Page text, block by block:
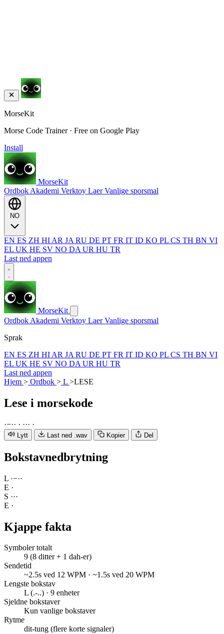
MorseKit
Morse Code Trainer · Free on Google Play
Install
MorseKit
Ordbok Akademi Verktoy LaerVanlige sporsmal
EN ES ZH HI AR JA RU DE PT FR IT ID KO PL CS TH BN VI
EL UK HE SV NO DA UR HU TR
Last ned appen
MorseKit
Ordbok Akademi Verktoy LaerVanlige sporsmal
Sprak
EN ES ZH HI AR JA RU DE PT FR IT ID KO PL CS TH BN VI
EL UK HE SV NO DA UR HU TR
Last ned appen
Hjem > Ordbok > L >LESE
Lese i morsekode
·−·· · ··· ·
Lytt Last ned .wav Kopier Del
Bokstavnedbrytning
L ·−··
E ·
S ···
E ·
Kjappe fakta
Symboler totalt
9 (8 ditter + 1 dah-er)
Sendetid
~2.5s ved 12 WPM · ~1.5s ved 20 WPM
Lengste bokstav
L (.-..) · 9 enheter
Sjeldne bokstaver
Kun vanlige bokstaver
Rytme
dit-tung (flere korte signaler)